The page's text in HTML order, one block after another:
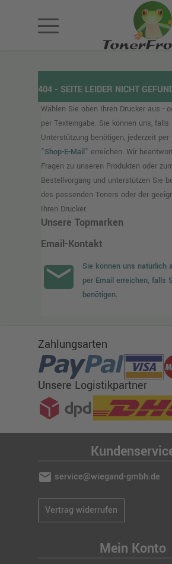
404 - SEITE LEIDER NICHT
Wählen Sie oben Ihren Drucker aus -
per Texteingabe. Sie können uns, falls
Unterstützung benötigen, jederzeit per
"Shop-E-Mail" erreichen. Wir
Fragen zu unseren Produkten oder
Bestellvorgang und unterstützen Sie
des passenden Toners oder der
Ihren Drucker.
Unsere Topmarken
Email-Kontakt
email
Sie können uns natürlich
per Email erreichen, falls
benötigen.
Zahlungsarten
Unsere Logistikpartner
mail service@wiegand-gmbh.de
Vertrag widerrufen
Mein Konto